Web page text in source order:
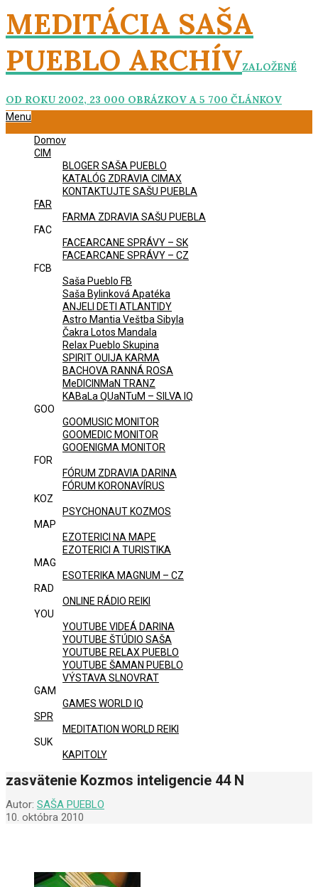
Skip
to
content
MEDITÁCIA SAŠA
PUEBLO ARCHÍVZALOŽENÉ
OD ROKU 2002, 23 000 OBRÁZKOV A 5 700 ČLÁNKOV
Primary
Menu
Domov
CIM
BLOGER SAŠA PUEBLO
KATALÓG ZDRAVIA CIMAX
KONTAKTUJTE SAŠU PUEBLA
FAR
FARMA ZDRAVIA SAŠU PUEBLA
FAC
FACEARCANE SPRÁVY – SK
FACEARCANE SPRÁVY – CZ
FCB
Saša Pueblo FB
Saša Bylinková Apatéka
ANJELI DETI ATLANTIDY
Astro Mantia Veštba Sibyla
Čakra Lotos Mandala
Relax Pueblo Skupina
SPIRIT OUIJA KARMA
BACHOVA RANNÁ ROSA
MeDICINMaN TRANZ
KABaLa QUaNTuM – SILVA IQ
GOO
GOOMUSIC MONITOR
GOOMEDIC MONITOR
GOOENIGMA MONITOR
FOR
FÓRUM ZDRAVIA DARINA
FÓRUM KORONAVÍRUS
KOZ
PSYCHONAUT KOZMOS
MAP
EZOTERICI NA MAPE
EZOTERICI A TURISTIKA
MAG
ESOTERIKA MAGNUM – CZ
RAD
ONLINE RÁDIO REIKI
YOU
YOUTUBE VIDEÁ DARINA
YOUTUBE ŠTÚDIO SAŠA
YOUTUBE RELAX PUEBLO
YOUTUBE ŠAMAN PUEBLO
VÝSTAVA SLNOVRAT
GAM
GAMES WORLD IQ
SPR
MEDITATION WORLD REIKI
SUK
KAPITOLY
zasvätenie Kozmos inteligencie 44 N
Autor: SAŠA PUEBLO
10. októbra 2010